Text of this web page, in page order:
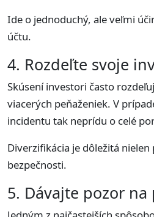
Ide o jednoduchý, ale veľmi
účtu.
4. Rozdeľte svoje
Skúsení investori často
viacerých peňaženiek. V
incidentu tak neprídu o celé
Diverzifikácia je dôležitá
bezpečnosti.
5. Dávajte pozor